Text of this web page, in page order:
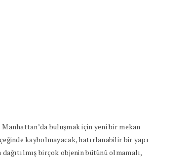
buluşmak için yeni bir mekan
kaybolmayacak, hatırlanabilir bir yapı
birçok objenin bütünü olmamalı,